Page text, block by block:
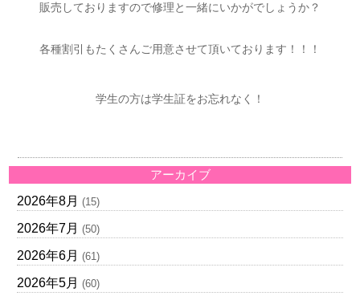
販売しておりますので修理と一緒にいかがでしょうか？
各種割引もたくさんご用意させて頂いております！！！
学生の方は学生証をお忘れなく！
アーカイブ
2026年8月 (15)
2026年7月 (50)
2026年6月 (61)
2026年5月 (60)